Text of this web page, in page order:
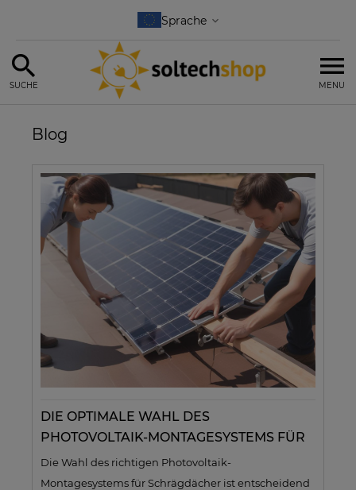
MENU
SUCHE
Blog
DIE OPTIMALE WAHL DES
PHOTOVOLTAIK-MONTAGESYSTEMS FÜR
SCHRÄGDÄCHER: EIN UMFASSENDER
LEITFADEN
Die Wahl des richtigen Photovoltaik-
Montagesystems für Schrägdächer ist entscheidend